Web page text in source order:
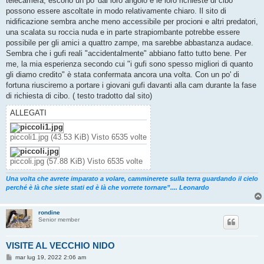
possono essere ascoltate in modo relativamente chiaro. Il sito di
nidificazione sembra anche meno accessibile per procioni e altri predatori,
una scalata su roccia nuda e in parte strapiombante potrebbe essere
possibile per gli amici a quattro zampe, ma sarebbe abbastanza audace.
Sembra che i gufi reali "accidentalmente" abbiano fatto tutto bene. Per
me, la mia esperienza secondo cui "i gufi sono spesso migliori di quanto
gli diamo credito" è stata confermata ancora una volta. Con un po' di
fortuna riusciremo a portare i giovani gufi davanti alla cam durante la fase
di richiesta di cibo. ( testo tradotto dal sito)
ALLEGATI
piccoli1.jpg (43.53 KiB) Visto 6535 volte
piccoli.jpg (57.88 KiB) Visto 6535 volte
Una volta che avrete imparato a volare, camminerete sulla terra guardando il cielo
perché è là che siete stati ed è là che vorrete tornare”.... Leonardo
rondine
Senior member
VISITE AL VECCHIO NIDO
Mmar lug 19, 2022 2:06 am